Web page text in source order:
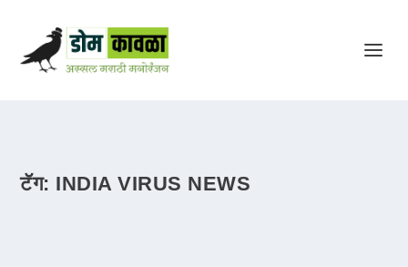
टॅग: INDIA VIRUS NEWS